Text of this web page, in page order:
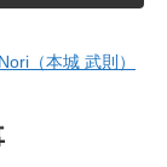
Nori（本城 武則）